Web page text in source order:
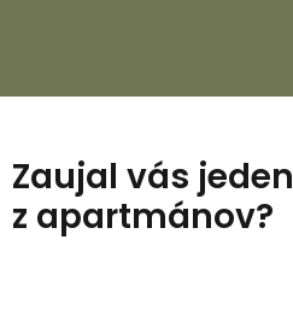
Zaujal vás jeden
z apartmánov?